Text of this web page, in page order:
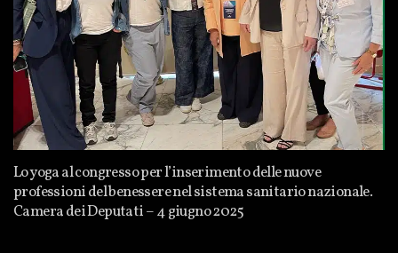
Lo yoga al congresso per l’inserimento delle nuove
professioni del benessere nel sistema sanitario nazionale.
Camera dei Deputati – 4 giugno 2025